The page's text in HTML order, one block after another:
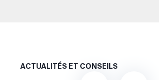
ACTUALITÉS ET CONSEILS